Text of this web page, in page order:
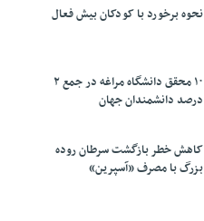
نحوه برخورد با کودکان بیش فعال
۱۰ محقق دانشگاه مراغه در جمع ۲
درصد دانشمندان جهان
کاهش خطر بازگشت سرطان روده
بزرگ با مصرف «آسپرین»